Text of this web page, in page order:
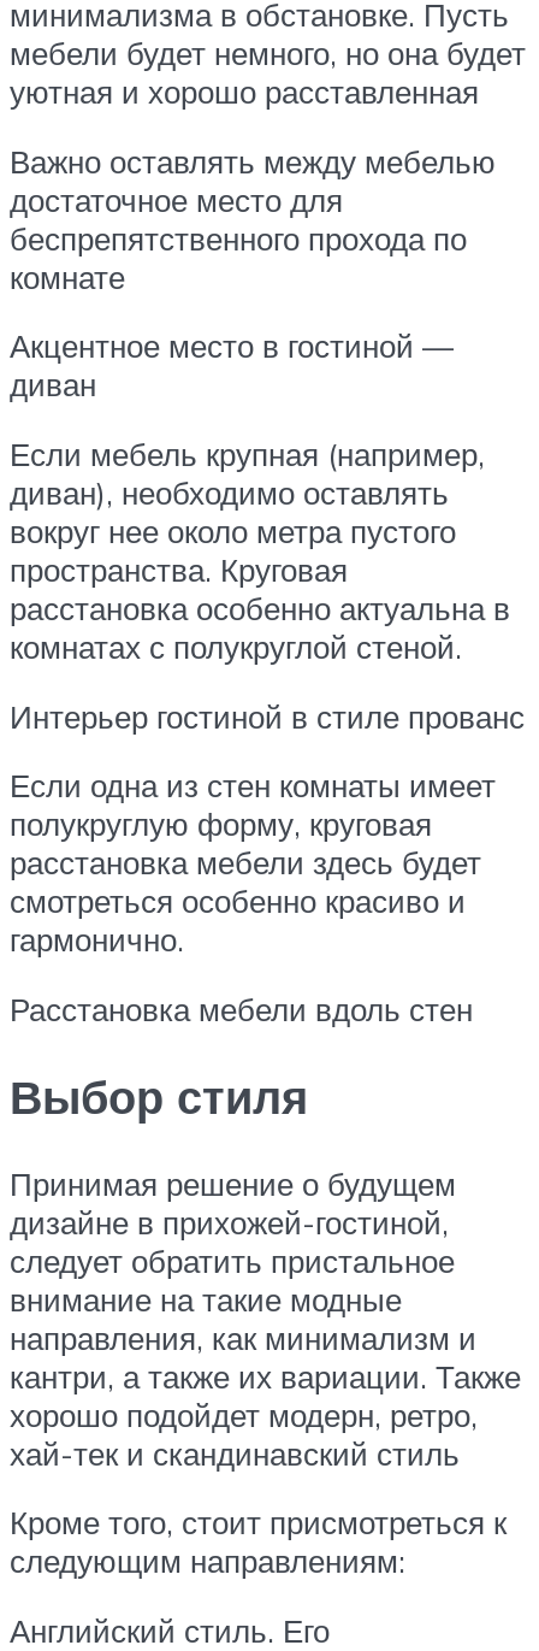
минимализма в обстановке. Пусть
мебели будет немного, но она будет
уютная и хорошо расставленная
Важно оставлять между мебелью
достаточное место для
беспрепятственного прохода по
комнате
Акцентное место в гостиной —
диван
Если мебель крупная (например,
диван), необходимо оставлять
вокруг нее около метра пустого
пространства. Круговая
расстановка особенно актуальна в
комнатах с полукруглой стеной.
Интерьер гостиной в стиле прованс
Если одна из стен комнаты имеет
полукруглую форму, круговая
расстановка мебели здесь будет
смотреться особенно красиво и
гармонично.
Расстановка мебели вдоль стен
Выбор стиля
Принимая решение о будущем
дизайне в прихожей-гостиной,
следует обратить пристальное
внимание на такие модные
направления, как минимализм и
кантри, а также их вариации. Также
хорошо подойдет модерн, ретро,
хай-тек и скандинавский стиль
Кроме того, стоит присмотреться к
следующим направлениям:
Английский стиль. Его